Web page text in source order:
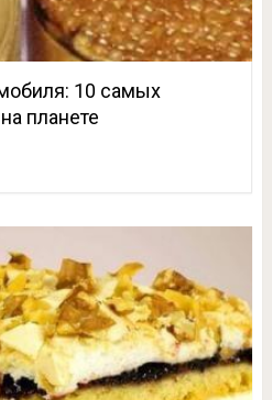
10 самых
планете